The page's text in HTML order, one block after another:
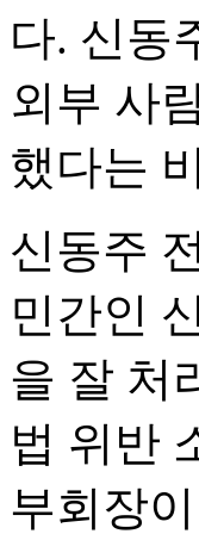
다. 신동
외부 사
했다는
신동주
민간인
을 잘 처
법 위반
부회장